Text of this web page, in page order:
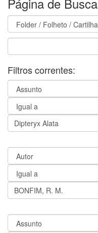
Filtros correntes: